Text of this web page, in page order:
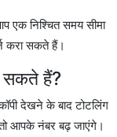
एक निश्चित समय सीमा
करा सकते हैं।
सकते हैं?
देखने के बाद टोटलिंग
आपके नंबर बढ़ जाएंगे।